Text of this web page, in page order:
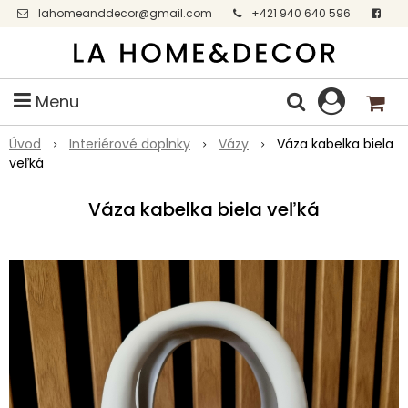
lahomeanddecor@gmail.com
+421 940 640 596
Facebook
Menu
Úvod Interiérové doplnky Vázy
Váza kabelka biela
veľká
Váza kabelka biela veľká